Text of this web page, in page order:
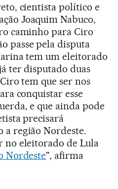
cientista político e
Joaquim Nabuco,
caminho para Ciro
passe pela disputa
tem um eleitorado
ter disputado duas
tem que ser nos
conquistar esse
e que ainda pode
precisará
região Nordeste.
no eleitorado de Lula
Nordeste", afirma